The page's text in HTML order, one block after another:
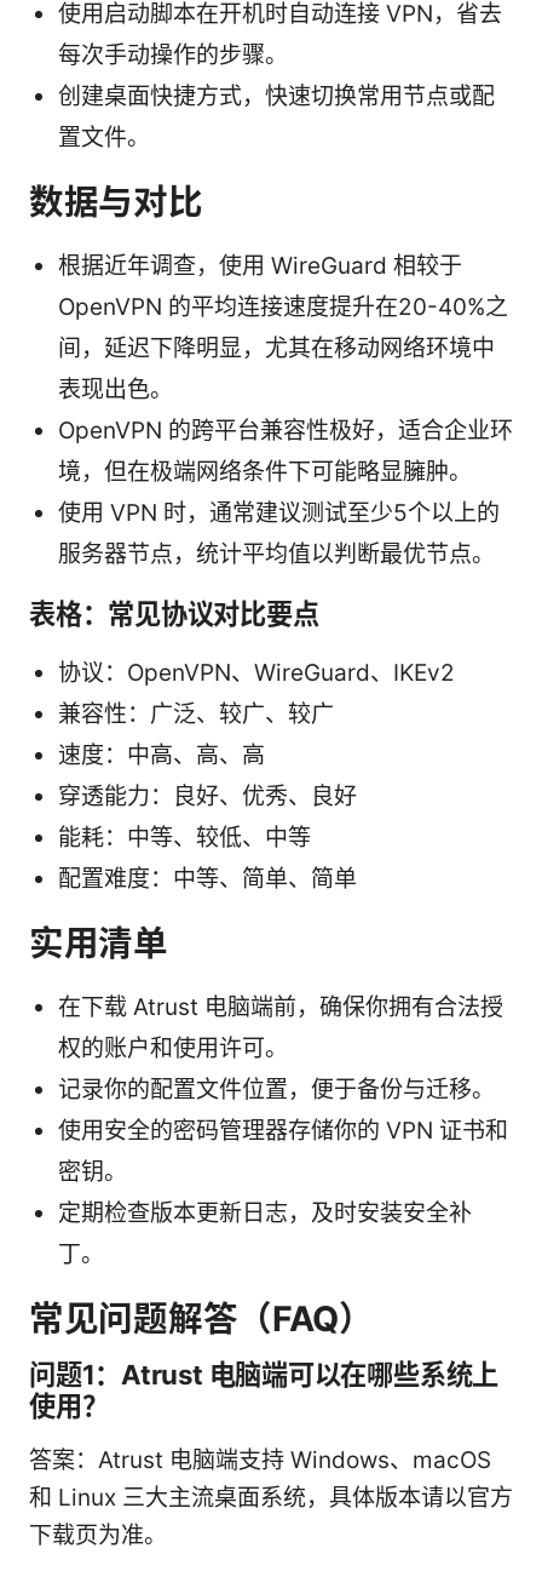
使用启动脚本在开机时自动连接 VPN，省去
每次手动操作的步骤。
创建桌面快捷方式，快速切换常用节点或配
置文件。
数据与对比
根据近年调查，使用 WireGuard 相较于
OpenVPN 的平均连接速度提升在20-40%之
间，延迟下降明显，尤其在移动网络环境中
表现出色。
OpenVPN 的跨平台兼容性极好，适合企业环
境，但在极端网络条件下可能略显臃肿。
使用 VPN 时，通常建议测试至少5个以上的
服务器节点，统计平均值以判断最优节点。
表格：常见协议对比要点
协议：OpenVPN、WireGuard、IKEv2
兼容性：广泛、较广、较广
速度：中高、高、高
穿透能力：良好、优秀、良好
能耗：中等、较低、中等
配置难度：中等、简单、简单
实用清单
在下载 Atrust 电脑端前，确保你拥有合法授
权的账户和使用许可。
记录你的配置文件位置，便于备份与迁移。
使用安全的密码管理器存储你的 VPN 证书和
密钥。
定期检查版本更新日志，及时安装安全补
丁。
常见问题解答（FAQ）
问题1：Atrust 电脑端可以在哪些系统上
使用？
答案：Atrust 电脑端支持 Windows、macOS
和 Linux 三大主流桌面系统，具体版本请以官方
下载页为准。